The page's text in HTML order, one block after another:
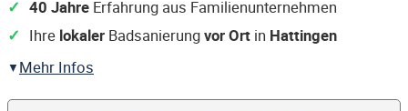
40 Jahre Erfahrung aus Familienunternehmen
Ihre lokaler Badsanierungvor Ort in Hattingen
Mehr Infos